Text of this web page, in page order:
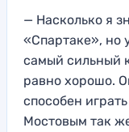
— Насколько я
«Спартаке», но
самый сильный
равно хорошо.
способен
Мостовым так